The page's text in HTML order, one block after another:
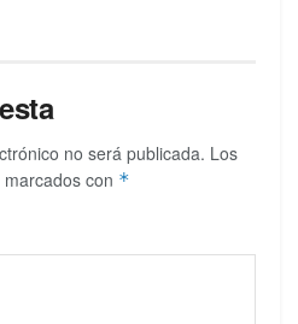
no será publicada. Los
con *